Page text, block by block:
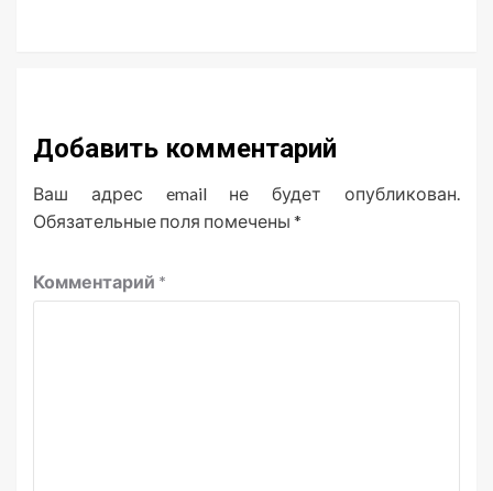
Добавить комментарий
Ваш адрес email не будет опубликован.
Обязательные поля помечены *
Комментарий *